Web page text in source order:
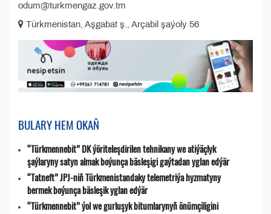
odum@turkmengaz.gov.tm
Türkmenistan, Aşgabat ş., Arçabil şaýoly 56
BULARY HEM OKAŇ
“Türkmennebit” DK ýöriteleşdirilen tehnikany we atiýäçlyk
şaýlaryny satyn almak boýunça bäsleşigi gaýtadan yglan edýär
“Tatneft” JPJ-niň Türkmenistandaky telemetriýa hyzmatyny
bermek boýunça bäsleşik yglan edýär
“Türkmennebit” ýol we gurluşyk bitumlarynyň önümçiligini